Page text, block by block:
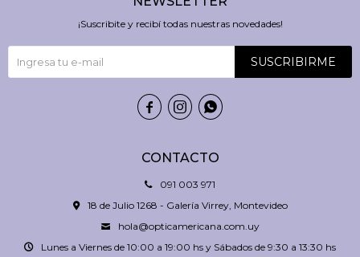
CONTACTO
091 003 971
18 de Julio 1268 - Galería Virrey, Montevideo
hola@opticamericana.com.uy
Lunes a Viernes de 10:00 a 19:00 hs y Sábados de 9:30 a 13:30 hs
¡Suscribite y recibí todas nuestras novedades!
SUSCRIBIRME
  